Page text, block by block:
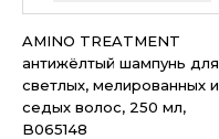
AMINO TREATMENT
антижёлтый шампунь для
светлых, мелированных и
седых волос, 250 мл,
B065148